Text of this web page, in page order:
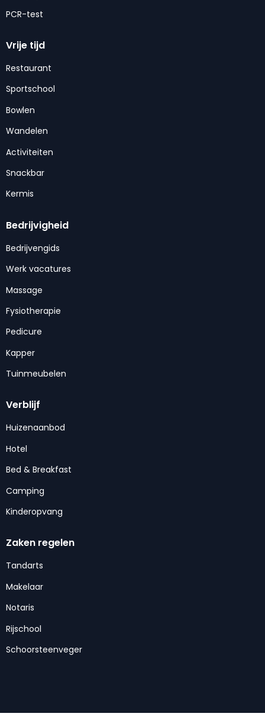
PCR-test
Vrije tijd
Restaurant
Sportschool
Bowlen
Wandelen
Activiteiten
Snackbar
Kermis
Bedrijvigheid
Bedrijvengids
Werk vacatures
Massage
Fysiotherapie
Pedicure
Kapper
Tuinmeubelen
Verblijf
Huizenaanbod
Hotel
Bed & Breakfast
Camping
Kinderopvang
Zaken regelen
Tandarts
Makelaar
Notaris
Rijschool
Schoorsteenveger